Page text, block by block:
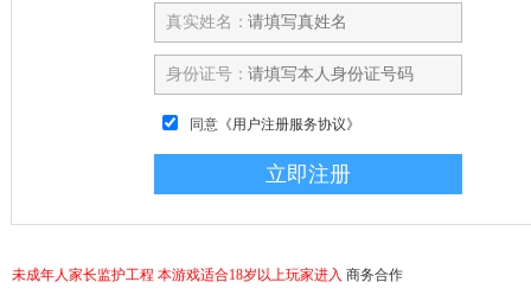
真实姓名：
身份证号：
同意 《用户注册服务协议》
未成年人家长监护工程 本游戏适合18岁以上玩家进入 商务合作